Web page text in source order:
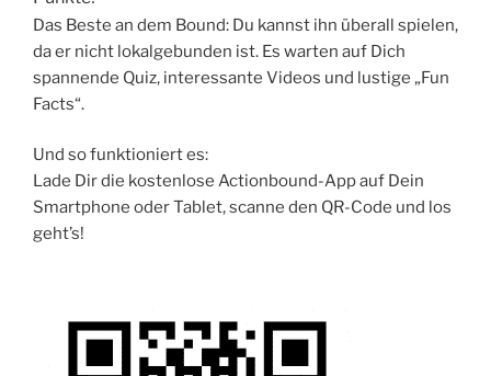
Das Beste an dem Bound: Du kannst ihn überall spielen,
da er nicht lokalgebunden ist. Es warten auf Dich
spannende Quiz, interessante Videos und lustige „Fun
Facts“.
Und so funktioniert es:
Lade Dir die kostenlose Actionbound-App auf Dein
Smartphone oder Tablet, scanne den QR-Code und los
geht’s!